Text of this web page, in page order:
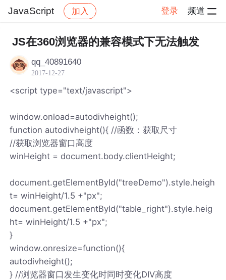
JavaScript 加入 登录 频道
社区 JavaScript 帖子详情
JS在360浏览器的兼容模式下无法触发
qq_40891640
2017-12-27
<script type="text/javascript">
window.onload=autodivheight();
function autodivheight(){ //函数：获取尺寸
//获取浏览器窗口高度
winHeight = document.body.clientHeight;
document.getElementById("treeDemo").style.heigh
t= winHeight/1.5 +"px";
document.getElementById("table_right").style.heig
ht= winHeight/1.5 +"px";
}
window.onresize=function(){
autodivheight();
} //浏览器窗口发生变化时同时变化DIV高度